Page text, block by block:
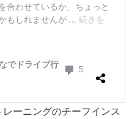
ーニングのチーフインス